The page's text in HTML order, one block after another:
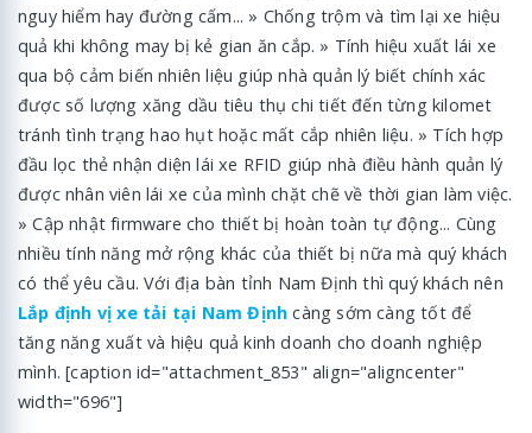
nguy hiểm hay đường cấm... » Chống trộm và tìm lại xe hiệu
quả khi không may bị kẻ gian ăn cắp. » Tính hiệu xuất lái xe
qua bộ cảm biến nhiên liệu giúp nhà quản lý biết chính xác
được số lượng xăng dầu tiêu thụ chi tiết đến từng kilomet
tránh tình trạng hao hụt hoặc mất cắp nhiên liệu. » Tích hợp
đầu lọc thẻ nhận diện lái xe RFID giúp nhà điều hành quản lý
được nhân viên lái xe của mình chặt chẽ về thời gian làm việc.
» Cập nhật firmware cho thiết bị hoàn toàn tự động... Cùng
nhiều tính năng mở rộng khác của thiết bị nữa mà quý khách
có thể yêu cầu. Với địa bàn tỉnh Nam Định thì quý khách nên
Lắp định vị xe tải tại Nam Định càng sớm càng tốt để
tăng năng xuất và hiệu quả kinh doanh cho doanh nghiệp
mình. [caption id="attachment_853" align="aligncenter"
width="696"]